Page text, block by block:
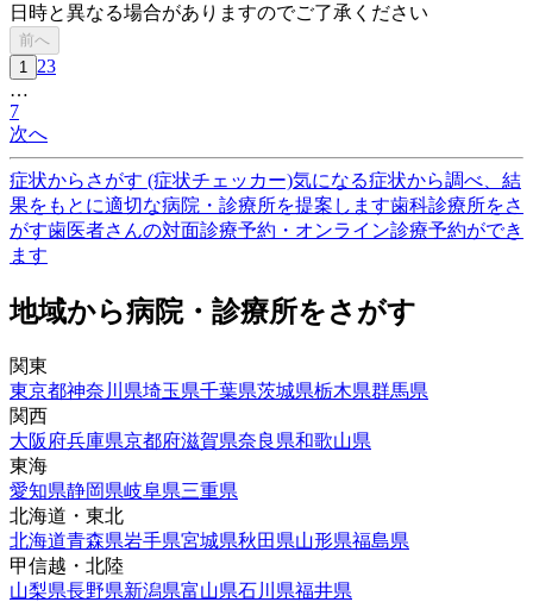
日時と異なる場合がありますのでご了承ください
前へ
1
23
…
7
次へ
症状からさがす (症状チェッカー)気になる症状から調べ、結
果をもとに適切な病院・診療所を提案します歯科診療所をさ
がす歯医者さんの対面診療予約・オンライン診療予約ができ
ます
地域から病院・診療所をさがす
関東
東京都神奈川県埼玉県千葉県茨城県栃木県群馬県
関西
大阪府兵庫県京都府滋賀県奈良県和歌山県
東海
愛知県静岡県岐阜県三重県
北海道・東北
北海道青森県岩手県宮城県秋田県山形県福島県
甲信越・北陸
山梨県長野県新潟県富山県石川県福井県